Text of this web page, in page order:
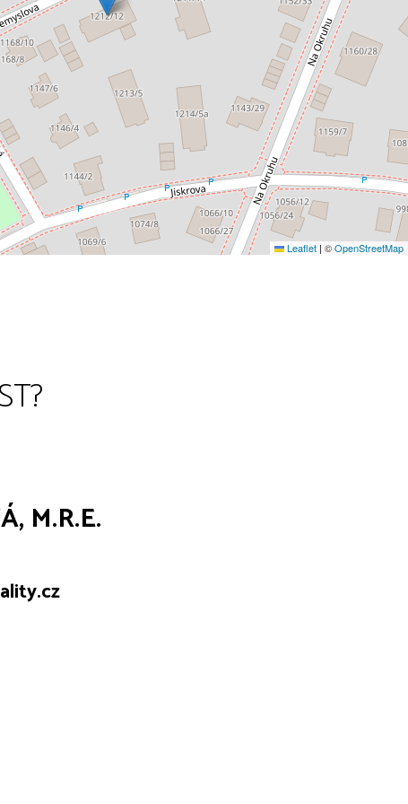
Leaflet | ©OpenStreetMap
M.R.E.